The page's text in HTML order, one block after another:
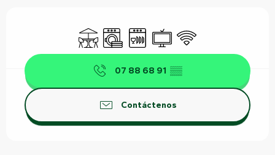
TerrazaLavadoraLavavajillasTelevisión
Wifi
07 88 68 91 ▒▒
Contáctenos